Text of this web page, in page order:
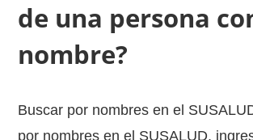
de una persona
nombre?
Buscar por nombres en el
por nombres en el SUSALUD,